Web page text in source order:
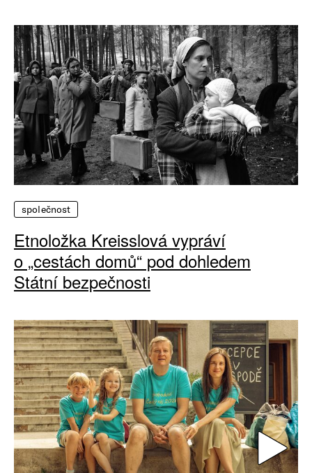
společnost
Etnoložka Kreisslová vypráví
o „cestách domů“ pod dohledem
Státní bezpečnosti